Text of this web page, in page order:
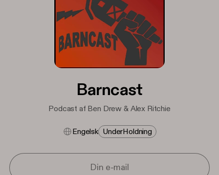
Barncast
Podcast af Ben Drew & Alex Ritchie
Engelsk Under​holdning